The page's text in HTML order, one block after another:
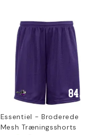
Essentiel - Broderede
Mesh Træningsshorts